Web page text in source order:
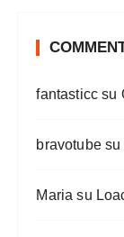
fantasticc su
bravotubesu
Maria su